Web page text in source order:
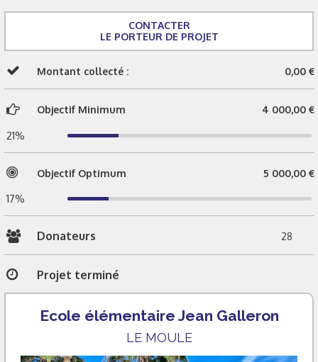
CONTACTER
LE PORTEUR DE PROJET
Montant collecté : 0,00 €
Objectif Minimum 4 000,00 €
21%
Objectif Optimum 5 000,00 €
17%
Donateurs 28
Projet terminé
Ecole élémentaire Jean Galleron
LE MOULE